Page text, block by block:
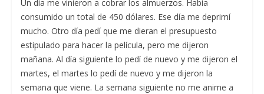
Un día me vinieron a cobrar los almuerzos. Había
consumido un total de 450 dólares. Ese día me deprimí
mucho. Otro día pedí que me dieran el presupuesto
estipulado para hacer la película, pero me dijeron
mañana. Al día siguiente lo pedí de nuevo y me dijeron el
martes, el martes lo pedí de nuevo y me dijeron la
semana que viene. La semana siguiente no me anime a